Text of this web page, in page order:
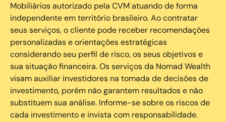
Mobiliários autorizado pela CVM atuando de forma
independente em território brasileiro. Ao contratar
seus serviços, o cliente pode receber recomendações
personalizadas e orientações estratégicas
considerando seu perfil de risco, os seus objetivos e
sua situação financeira. Os serviços da Nomad Wealth
visam auxiliar investidores na tomada de decisões de
investimento, porém não garantem resultados e não
substituem sua análise. Informe-se sobre os riscos de
cada investimento e invista com responsabilidade.